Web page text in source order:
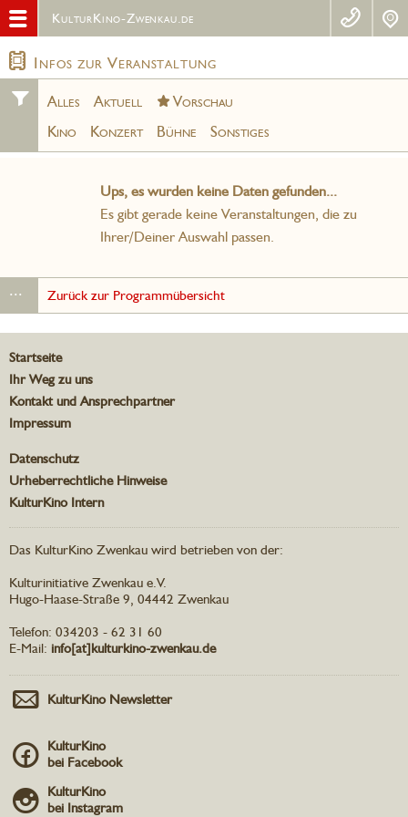
KulturKino-Zwenkau.de
Infos zur Veranstaltung
Alles Aktuell
Vorschau
Kino
Konzert Bühne Sonstiges
Ups, es wurden keine Daten gefunden...
Es gibt gerade keine Veranstaltungen, die zu
Ihrer/Deiner Auswahl passen.
... Zurück zur Programmübersicht
Startseite
Ihr Weg zu uns
Kontakt und Ansprechpartner
Impressum
Datenschutz
Urheberrechtliche Hinweise
KulturKino Intern
Das KulturKino Zwenkau wird betrieben von der:
Kulturinitiative Zwenkau e.V.
Hugo-Haase-Straße 9, 04442 Zwenkau
Telefon: 034203 - 62 31 60
E-Mail: info[at]kulturkino-zwenkau.de
KulturKino Newsletter
KulturKino
bei Facebook
KulturKino
bei Instagram